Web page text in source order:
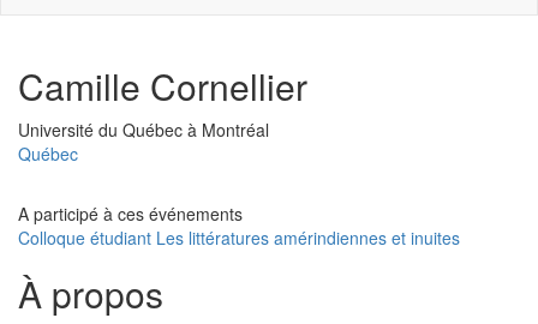
Camille Cornellier
Université
Université du Québec à Montréal
Québec
A participé à ces événements
Colloque étudiant Les littératures amérindiennes et inuites
À propos